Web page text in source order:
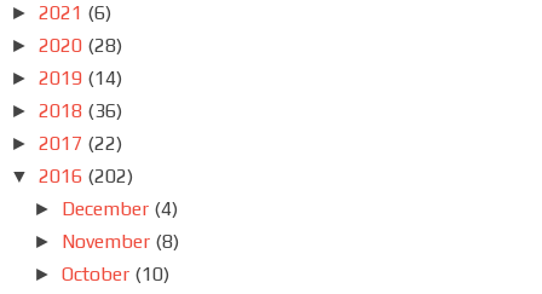
► 2021 (6)
► 2020 (28)
► 2019 (14)
► 2018 (36)
► 2017 (22)
▼ 2016 (202)
► December (4)
► November (8)
►October (10)